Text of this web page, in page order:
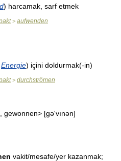
) harcamak, sarf etmek
> aufwenden
Energie) içini doldurmak(-in)
> durchströmen
[gə'vınən]
vakit/mesafe/yer kazanmak;